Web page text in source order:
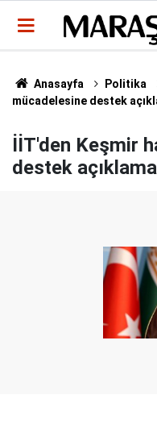
Anasayfa Politika
mücadelesine destek
İİT'den Keşmir
destek